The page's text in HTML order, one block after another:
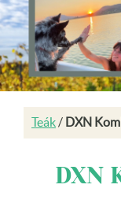
Teák/ DXN
DXN